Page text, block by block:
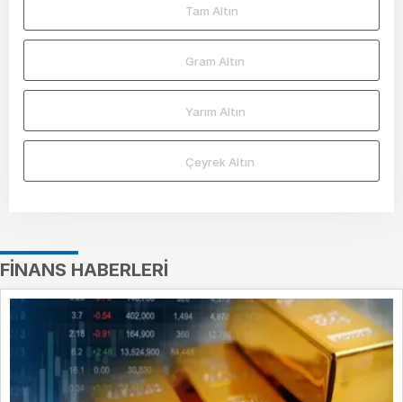
Tam Altın
Gram Altın
Yarım Altın
Çeyrek Altın
FINANS HABERLERI